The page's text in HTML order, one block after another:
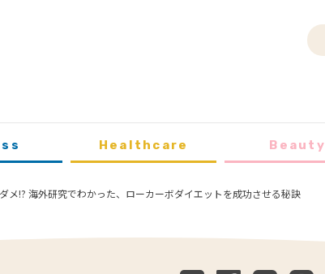
Healthcare Beauty
メ!? 海外研究でわかった、ローカーボダイエットを成功させる秘訣